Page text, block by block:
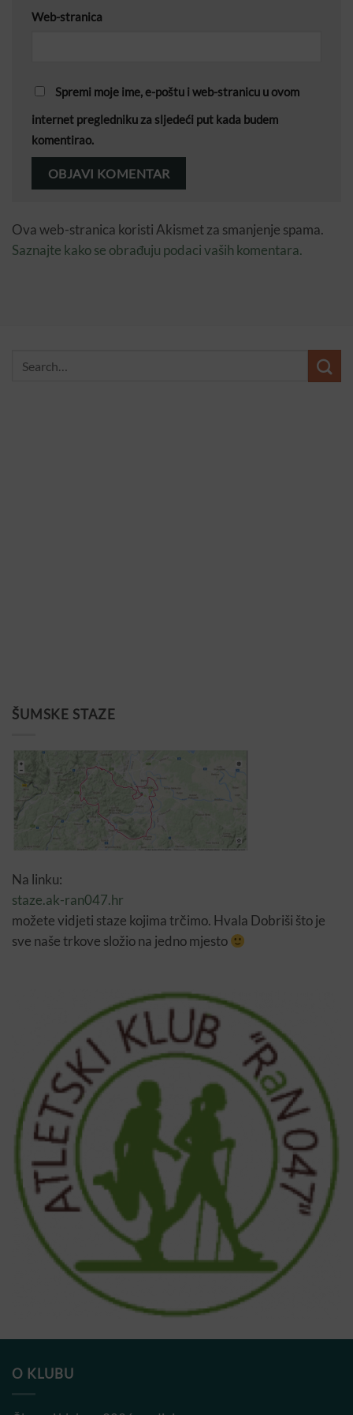
Web-stranica
Spremi moje ime, e-poštu i web-stranicu u ovom
internet pregledniku za sljedeći put kada budem
komentirao.
Ova web-stranica koristi Akismet za smanjenje spama.
Saznajte kako se obrađuju podaci vaših komentara.
ŠUMSKE STAZE
Na linku:
staze.ak-ran047.hr
možete vidjeti staze kojima trčimo. Hvala Dobriši što je
sve naše trkove složio na jedno mjesto
O KLUBU